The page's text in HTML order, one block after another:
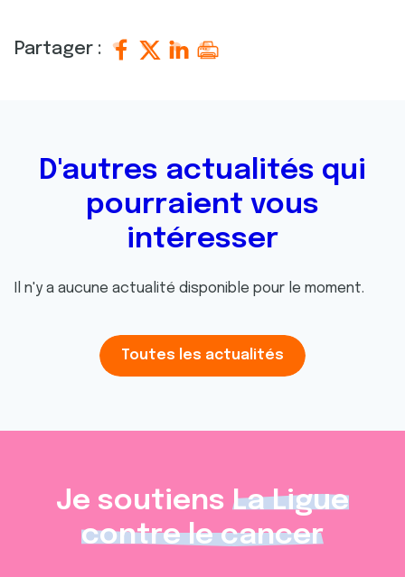
Partager :
D'autres actualités qui
pourraient vous
intéresser
Il n'y a aucune actualité disponible pour le moment.
Toutes les actualités
Je soutiens La Ligue
contre le cancer